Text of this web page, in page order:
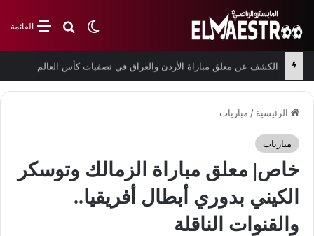
القائمةبحث عن
الوضع المظلم
الكشف عن معلق مباراة الأردن والعراق في تصفيات كأس العالم
الرئيسية / مباريات
مباريات
خاص| معلق مباراة الزمالك وتوسكر
الكيني بدوري أبطال أفريقيا..
والقنوات الناقلة